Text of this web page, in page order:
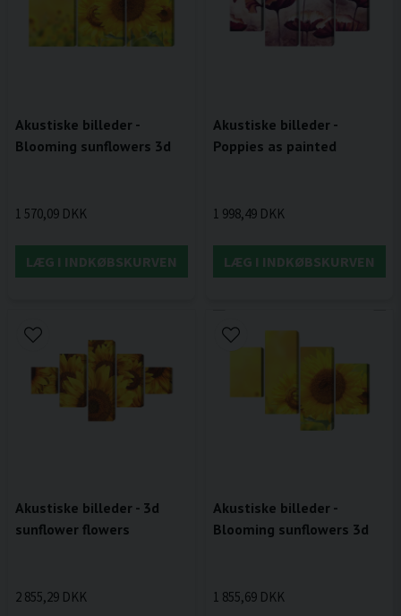
Akustiske billeder -
Blooming sunflowers 3d
1 570,09 DKK
LÆG I INDKØBSKURVEN
Akustiske billeder -
Poppies as painted
1 998,49 DKK
LÆG I INDKØBSKURVEN
Akustiske billeder - 3d
sunflower flowers
2 855,29 DKK
Akustiske billeder -
Blooming sunflowers 3d
1 855,69 DKK